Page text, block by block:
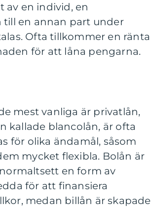
av en individ, en
till en annan part under
Ofta tillkommer en ränta
för att låna pengarna.
mest vanliga är privatlån,
kallade blancolån, är ofta
för olika ändamål, såsom
mycket flexibla. Bolån är
en form av
för att finansiera
medan billån är skapade